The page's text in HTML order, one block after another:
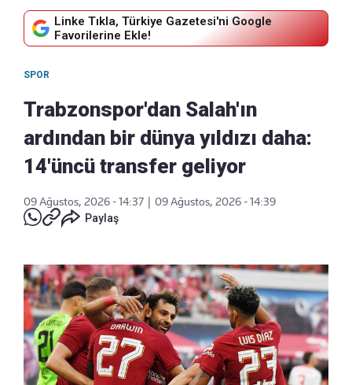
Linke Tıkla, Türkiye Gazetesi'ni Google
Favorilerine Ekle!
SPOR
Trabzonspor'dan Salah'ın
ardından bir dünya yıldızı daha:
14'üncü transfer geliyor
09 Ağustos, 2026 - 14:37
09 Ağustos, 2026 - 14:39
Paylaş